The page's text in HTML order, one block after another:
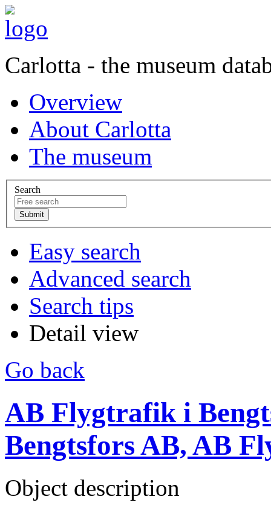
Carlotta - the museum
Overview
About Carlotta
The museum
Search
Easy search
Advanced search
Search tips
Detail view
Go back
AB Flygtrafik i
Bengtsfors AB, AB
Object description